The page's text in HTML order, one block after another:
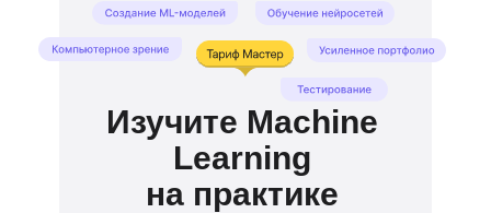
Изучите Machine
Learning
на практике